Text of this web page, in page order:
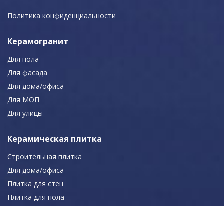
Политика конфиденциальности
Керамогранит
Для пола
Для фасада
Для дома/офиса
Для МОП
Для улицы
Керамическая плитка
Строительная плитка
Для дома/офиса
Плитка для стен
Плитка для пола